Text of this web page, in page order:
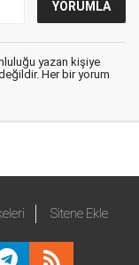
yazan kişiye
Her bir yorum
Sitene Ekle